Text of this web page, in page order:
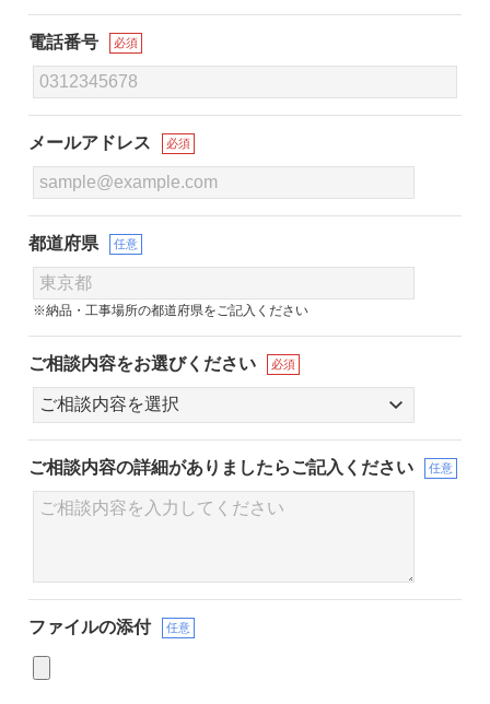
電話番号 必須
メールアドレス 必須
都道府県 任意
※納品・工事場所の都道府県をご記入ください
ご相談内容をお選びください 必須
ご相談内容の詳細がありましたらご記入ください 任意
ファイルの添付 任意